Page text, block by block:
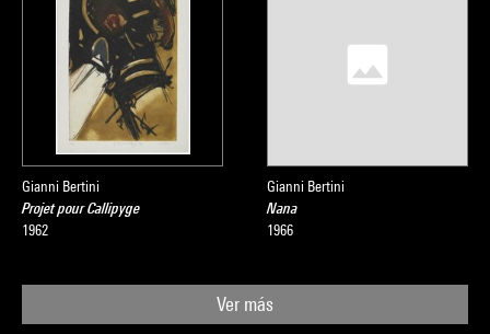
Gianni Bertini
Projet pour Callipyge
1962
Gianni Bertini
Nana
1966
Ver más